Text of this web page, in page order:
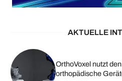
AKTUELLE
OrthoVoxel nutzt
orthopädische